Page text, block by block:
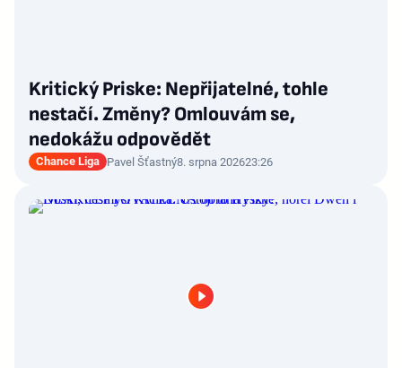
Kritický Priske: Nepřijatelné, tohle
nestačí. Změny? Omlouvám se,
nedokážu odpovědět
Chance Liga Pavel Šťastný8. srpna 202623:26